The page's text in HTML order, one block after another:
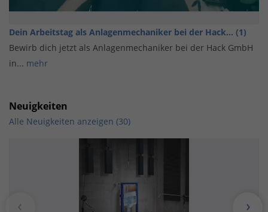
Dein Arbeitstag als Anlagenmechaniker bei der Hack... (1)
Bewirb dich jetzt als Anlagenmechaniker bei der Hack GmbH
in... mehr
Neuigkeiten
Alle Neuigkeiten anzeigen (30)